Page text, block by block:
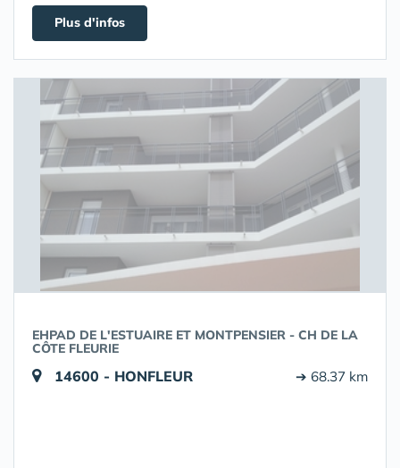
Plus d'infos
EHPAD DE L'ESTUAIRE ET MONTPENSIER - CH DE LA
CÔTE FLEURIE
14600 - HONFLEUR ➔ 68.37 km